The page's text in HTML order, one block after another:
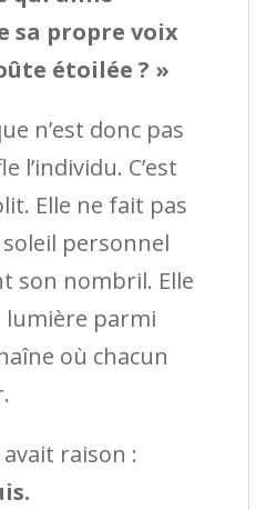
sa propre voix
étoilée ? »
n’est donc pas
l’individu. C’est
Elle ne fait pas
personnel
son nombril. Elle
lumière parmi
où chacun
raison :